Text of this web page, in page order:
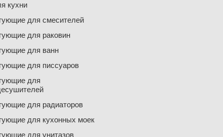
кухни
для смесителей
для раковин
для ванн
для писсуаров
для
для радиаторов
для кухонных моек
для унитазов